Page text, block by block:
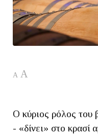
A A
Ο κύριος ρόλος του
- «δίνει» στο κρασί